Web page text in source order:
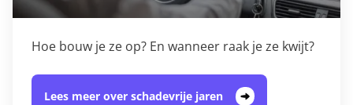
Hoe bouw je ze op? En wanneer raak je ze kwijt?
Lees meer over schadevrije jaren